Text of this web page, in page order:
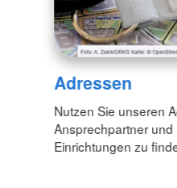
Adressen
Nutzen Sie unseren
Ansprechpartner und
Einrichtungen zu